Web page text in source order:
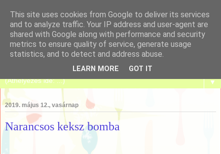
Tanulj meg sütni!
▼
2019. május 12., vasárnap
Narancsos keksz bomba
This site uses cookies from Google to deliver its services
and to analyze traffic. Your IP address and user-agent are
shared with Google along with performance and security
metrics to ensure quality of service, generate usage
statistics, and to detect and address abuse.
LEARN MORE GOT IT